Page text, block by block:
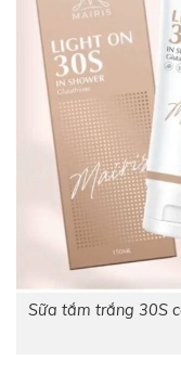
Sữa tắm trắng 30S